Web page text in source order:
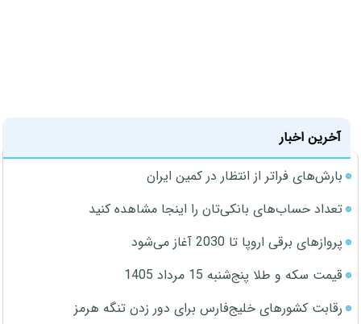
آخرین اخبار
بارش‌های فراتر از انتظار در کمین ایران
تعداد حساب‌های بانکی‌تان را اینجا مشاهده کنید
پروازهای برقی اروپا تا 2030 آغاز می‌شود
قیمت سکه و طلا پنج‌شنبه 15 مرداد 1405
رقابت کشورهای خلیج‌فارس برای دور زدن تنگه هرمز